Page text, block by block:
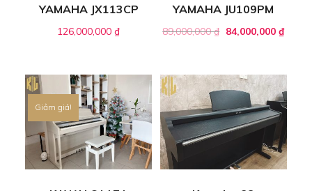
YAMAHA JX113CP
126,000,000₫
YAMAHA JU109PM
89,000,000₫ 84,000,000₫
Giảm giá!